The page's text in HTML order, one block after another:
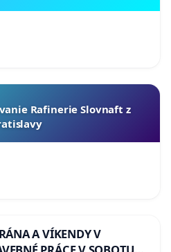
Rafinerie Slovnaft z
A VÍKENDY V